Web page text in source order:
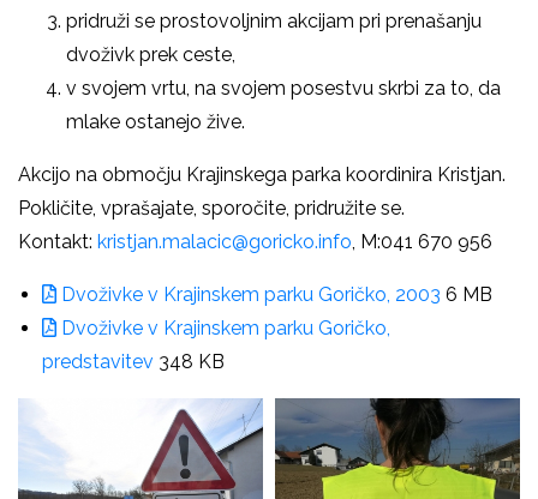
pridruži se prostovoljnim akcijam pri prenašanju
dvoživk prek ceste,
v svojem vrtu, na svojem posestvu skrbi za to, da
mlake ostanejo žive.
Akcijo na območju Krajinskega parka koordinira Kristjan.
Pokličite, vprašajate, sporočite, pridružite se.
Kontakt: kristjan.malacic@goricko.info, M:041 670 956
Dvoživke v Krajinskem parku Goričko, 2003 6 MB
Dvoživke v Krajinskem parku Goričko,
predstavitev 348 KB